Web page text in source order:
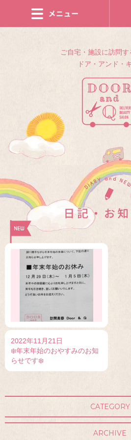
ご自宅・施設に訪問す
ドア・アンド・
2022年11月21日
❄️年末年始のおやすみのお知
らせです❄️
CATEGORY
ARCHIVE